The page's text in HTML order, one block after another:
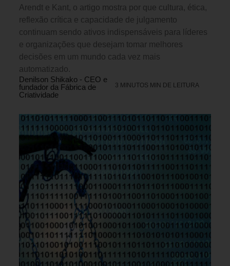
Arendt e Kant, o artigo mostra por que cultura, ética,
reflexão crítica e capacidade de julgamento
continuam sendo ativos indispensáveis para líderes
e organizações que desejam tomar melhores
decisões em um mundo cada vez mais
automatizado.
Denilson Shikako - CEO e
fundador da Fábrica de
Criatividade
3 MINUTOS MIN DE LEITURA